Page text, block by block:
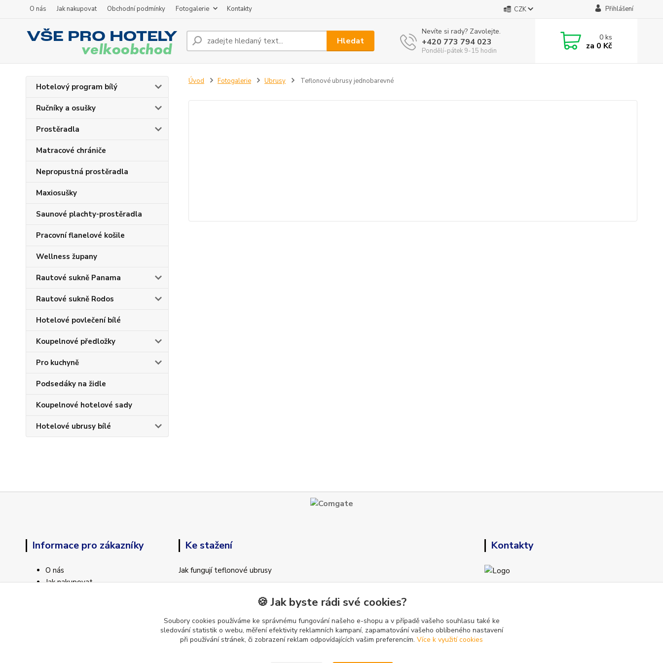
O nás Jak nakupovat Obchodní podmínky Fotogalerie Kontakty CZK Přihlášení
Hledat
Nevíte si rady? Zavolejte.
+420 773 794 023
Pondělí-pátek 9-15 hodin
0ks
za 0 Kč
Hotelový program bílý
Ručníky a osušky
Prostěradla
Matracové chrániče
Nepropustná prostěradla
Maxiosušky
Saunové plachty-prostěradla
Pracovní flanelové košile
Wellness župany
Rautové sukně Panama
Rautové sukně Rodos
Hotelové povlečení bílé
Koupelnové předložky
Pro kuchyně
Podsedáky na židle
Koupelnové hotelové sady
Hotelové ubrusy bílé
Úvod Fotogalerie Ubrusy Teflonové ubrusy jednobarevné
Informace pro zákazníky
O nás
Jak nakupovat
Ke stažení
Jak fungují teflonové ubrusy
Kontakty
info@vse-pro-hotely.cz
🍪 Jak byste rádi své cookies?
Soubory cookies používáme ke správnému fungování našeho e-shopu a v případě vašeho souhlasu také ke
sledování statistik o webu, měření efektivity reklamních kampaní, zapamatování vašeho oblíbeného nastavení
při používání stránek, či zobrazení reklam odpovídajících vašim preferencím. Více k využití cookies